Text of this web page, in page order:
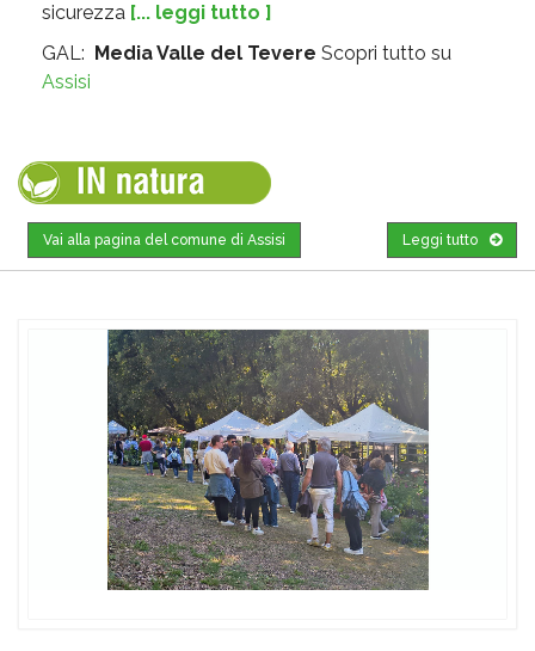
sicurezza [... leggi tutto ]
GAL: Media Valle del Tevere Scopri tutto su
Assisi
Leggi tutto
Vai alla pagina del comune di Assisi